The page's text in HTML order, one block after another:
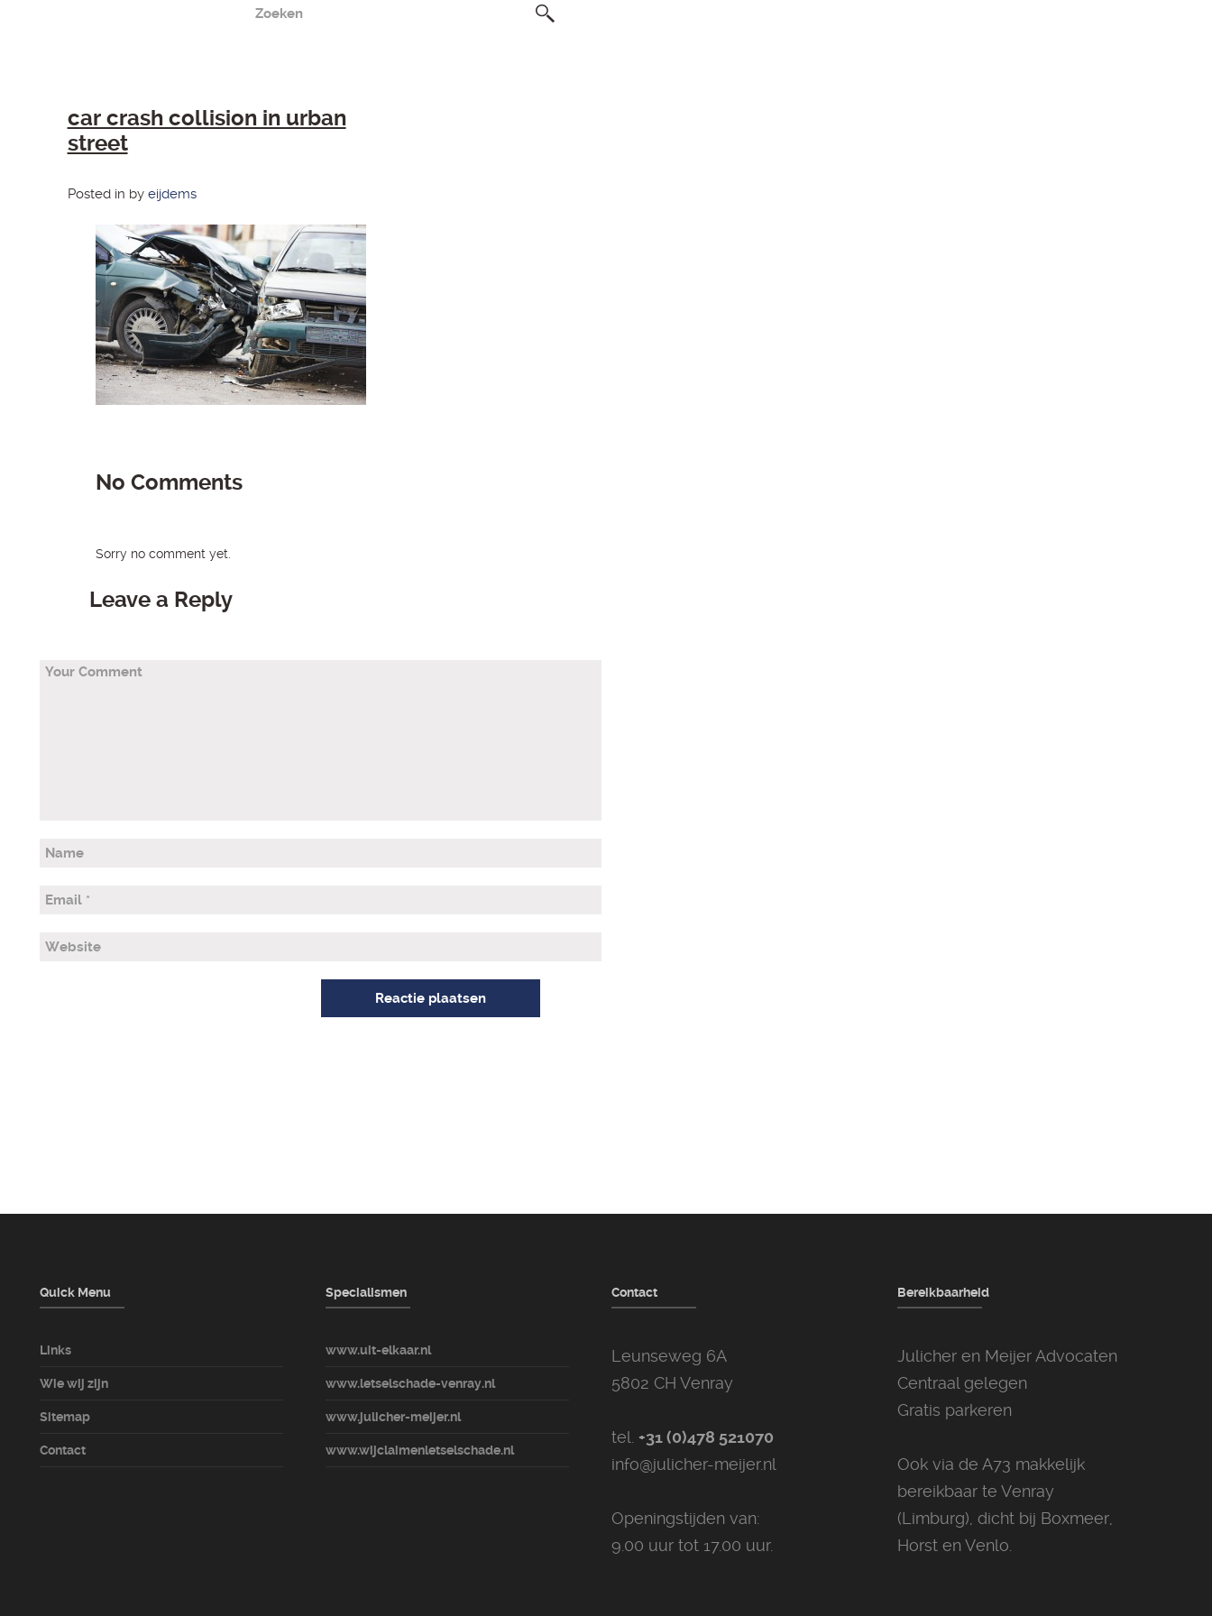
car crash collision in urban
street
Posted in by eijdems
No Comments
Sorry no comment yet.
Leave a Reply
Quick Menu
Links
Wie wij zijn
Sitemap
Contact
Specialismen
www.uit-elkaar.nl
www.letselschade-venray.nl
www.julicher-meijer.nl
www.wijclaimenletselschade.nl
Contact
Leunseweg 6A
5802 CH Venray
tel. +31 (0)478 521070
info@julicher-meijer.nl
Openingstijden van:
9.00 uur tot 17.00 uur.
Bereikbaarheid
Julicher en Meijer Advocaten
Centraal gelegen
Gratis parkeren
Ook via de A73 makkelijk
bereikbaar te Venray
(Limburg), dicht bij Boxmeer,
Horst en Venlo.